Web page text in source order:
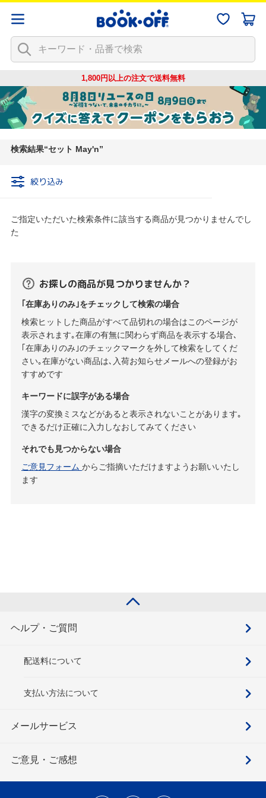
1,800円以上の注文で送料無料
検索結果 セット May'n
絞り込み
ご指定いただいた検索条件に該当する商品が見つかりませんでし
た
お探しの商品が見つかりませんか？
｢在庫ありのみ｣をチェックして検索の場合
検索ヒットした商品がすべて品切れの場合はこのページが
表示されます｡在庫の有無に関わらず商品を表示する場合､
｢在庫ありのみ｣のチェックマークを外して検索をしてくだ
さい｡在庫がない商品は､入荷お知らせメールへの登録がお
すすめです
キーワードに誤字がある場合
漢字の変換ミスなどがあると表示されないことがあります｡
できるだけ正確に入力しなおしてみてください
それでも見つからない場合
ご意見フォーム からご指摘いただけますようお願いいたし
ます
ヘルプ・ご質問
配送料について
支払い方法について
メールサービス
ご意見・ご感想